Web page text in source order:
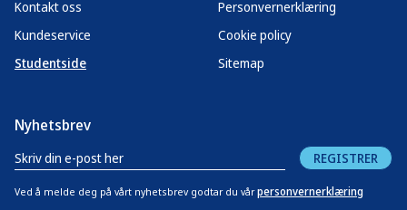
Kontakt oss
Kundeservice
Studentside
Personvernerklæring
Cookie policy
Sitemap
Nyhetsbrev
REGISTRER
Ved å melde deg på vårt nyhetsbrev godtar du vår personvernerklæring